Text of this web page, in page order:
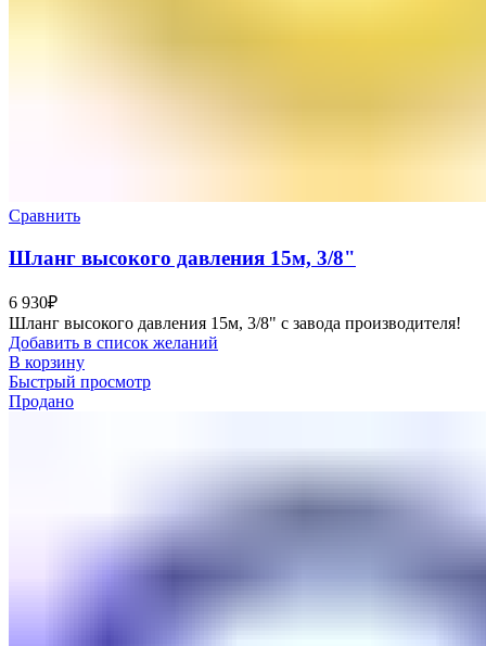
Сравнить
Шланг высокого давления 15м, 3/8"
6 930₽
Шланг высокого давления 15м, 3/8" с завода производителя!
Добавить в список желаний
В корзину
Быстрый просмотр
Продано